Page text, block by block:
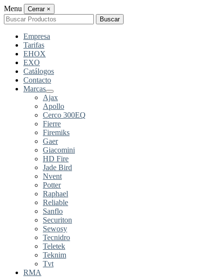
Menu Cerrar ×
Buscar
por:
Buscar
Empresa
Tarifas
EHOX
EXO
Catálogos
Contacto
Marcas
Ajax
Apollo
Cerco 300EQ
Fierre
Firemiks
Gaer
Giacomini
HD Fire
Jade Bird
Nvent
Potter
Raphael
Reliable
Sanflo
Securiton
Sewosy
Tecnidro
Teletek
Teknim
Tvt
RMA